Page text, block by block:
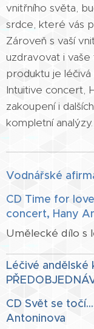
vnitřního světa,
srdce, které vás
Zároveň s vaší
uzdravovat i vaše
produktu je
Intuitive concert,
zakoupení i
kompletní analýzy.
Vodnářské
CD Time for
concert, Hany
Umělecké dílo s
Léčivé andělské
CD Svět se
Antoninova